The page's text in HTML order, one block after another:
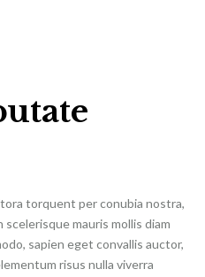
torquent per conubia nostra,
mauris mollis diam
sapien eget convallis auctor,
risus nulla viverra